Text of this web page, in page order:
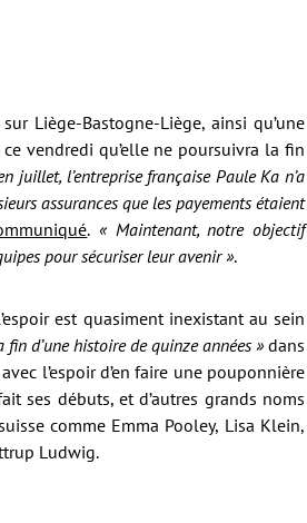
Liège-Bastogne-Liège, ainsi qu’une
vendredi qu’elle ne poursuivra la fin
juillet, l’entreprise française Paule Ka n’a
assurances que les payements étaient
. « Maintenant, notre objectif
pour sécuriser leur avenir ».
est quasiment inexistant au sein
d’une histoire de quinze années »dans
l’espoir d’en faire une pouponnière
ses débuts, et d’autres grands noms
comme Emma Pooley, Lisa Klein,
Ludwig.